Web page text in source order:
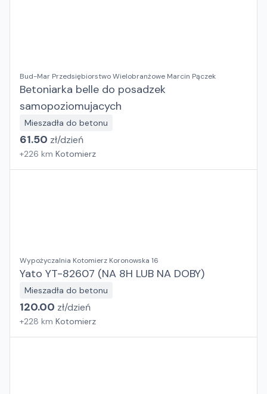
Bud-Mar Przedsiębiorstwo Wielobranżowe Marcin Pączek
Betoniarka belle do posadzek
samopoziomujacych
Mieszadła do betonu
61.50 zł/dzień
+226 km Kotomierz
Wypożyczalnia Kotomierz Koronowska 16
Yato YT-82607 (NA 8H LUB NA DOBY)
Mieszadła do betonu
120.00 zł/dzień
+228 km Kotomierz